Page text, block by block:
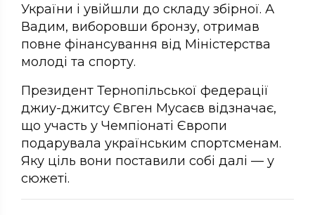
України і увійшли до складу збірної. А
Вадим, виборовши бронзу, отримав
повне фінансування від Міністерства
молоді та спорту.
Президент Тернопільської федерації
джиу-джитсу Євген Мусаєв відзначає,
що участь у Чемпіонаті Європи
подарувала українським спортсменам.
Яку ціль вони поставили собі далі — у
сюжеті.